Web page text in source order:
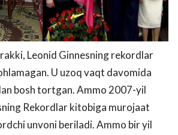
Leonid Ginnesning rekordlar
U uzoq vaqt davomida
bosh tortgan. Ammo 2007-yil
Rekordlar kitobiga murojaat
unvoni beriladi. Ammo bir yil